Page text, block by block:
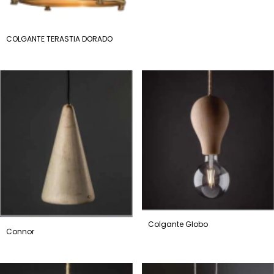
COLGANTE TERASTIA DORADO
Connor
Colgante Globo